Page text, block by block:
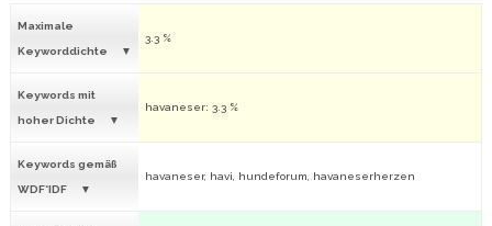
Maximale
Keyworddichte
3.3 %
Keywords mit
hoher Dichte
havaneser: 3.3 %
Keywords gemäß
WDF*IDF
havaneser, havi, hundeforum, havaneserherzen